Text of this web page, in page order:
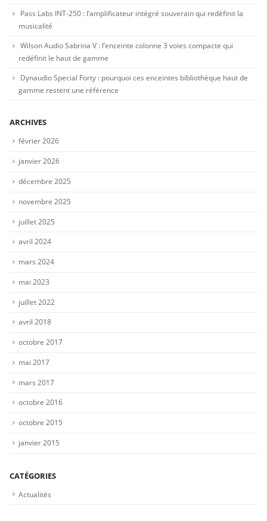
Pass Labs INT-250 : l’amplificateur intégré souverain qui redéfinit la
musicalité
Wilson Audio Sabrina V : l’enceinte colonne 3 voies compacte qui
redéfinit le haut de gamme
Dynaudio Special Forty : pourquoi ces enceintes bibliothèque haut de
gamme restent une référence
ARCHIVES
février 2026
janvier 2026
décembre 2025
novembre 2025
juillet 2025
avril 2024
mars 2024
mai 2023
juillet 2022
avril 2018
octobre 2017
mai 2017
mars 2017
octobre 2016
octobre 2015
janvier 2015
CATÉGORIES
Actualités